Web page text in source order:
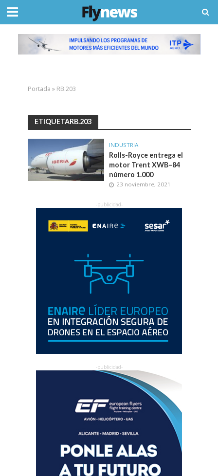
Portada » RB.203
ETIQUETARB.203
INDUSTRIA
Rolls-Royce entrega el
motor Trent XWB–84
número 1.000
23 noviembre, 2021